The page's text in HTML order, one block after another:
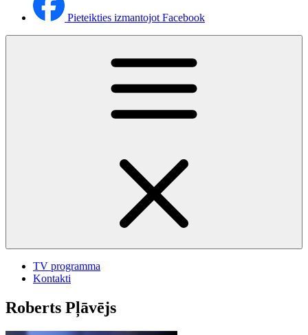
Pieteikties izmantojot Facebook
TV programma
Kontakti
Roberts Pļāvējs